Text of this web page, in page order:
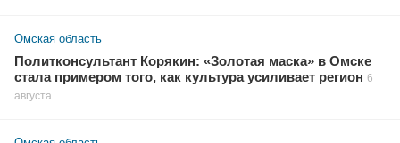
Омская область
Политконсультант Корякин: «Золотая маска» в Омске
стала примером того, как культура усиливает регион 6
августа